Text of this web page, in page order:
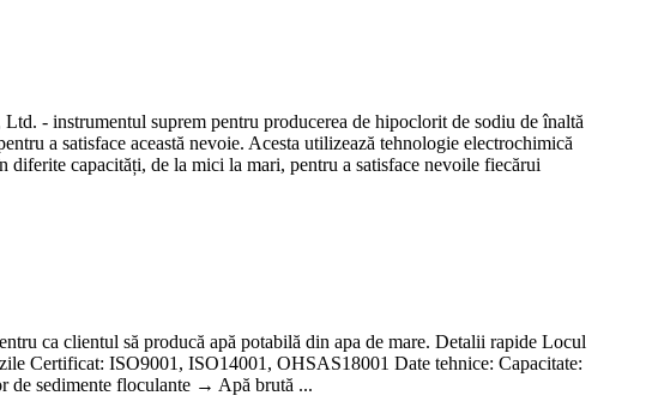
- instrumentul suprem pentru producerea de hipoclorit de sodiu de înaltă
a satisface această nevoie. Acesta utilizează tehnologie electrochimică
diferite capacități, de la mici la mari, pentru a satisface nevoile fiecărui
ca clientul să producă apă potabilă din apa de mare. Detalii rapide Locul
Certificat: ISO9001, ISO14001, OHSAS18001 Date tehnice: Capacitate:
de sedimente floculante → Apă brută ...